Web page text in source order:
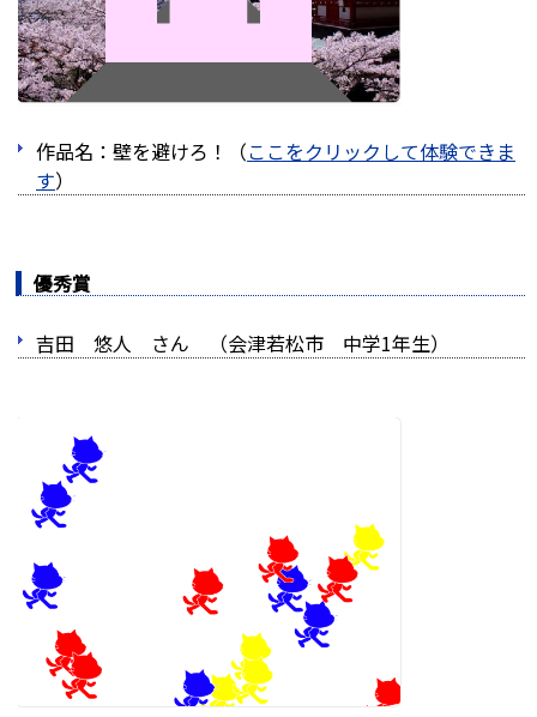
作品名：壁を避けろ！（ここをクリックして体験できま
す）
優秀賞
吉田 悠人 さん （会津若松市 中学1年生）